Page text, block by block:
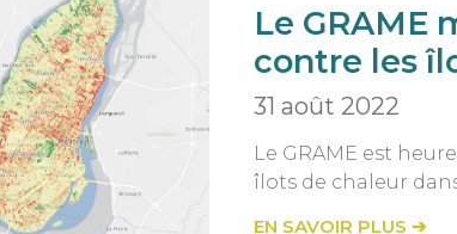
Le
contre les
31 août 2022
Le GRAME est
îlots de chaleur
EN SAVOIR PLUS ➔